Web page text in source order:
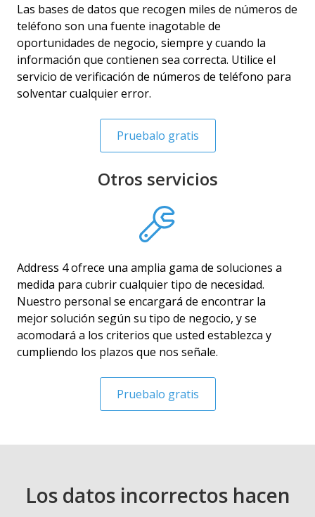
Las bases de datos que recogen miles de números de
teléfono son una fuente inagotable de
oportunidades de negocio, siempre y cuando la
información que contienen sea correcta. Utilice el
servicio de verificación de números de teléfono para
solventar cualquier error.
Pruebalo gratis
Otros servicios
Address 4 ofrece una amplia gama de soluciones a
medida para cubrir cualquier tipo de necesidad.
Nuestro personal se encargará de encontrar la
mejor solución según su tipo de negocio, y se
acomodará a los criterios que usted establezca y
cumpliendo los plazos que nos señale.
Pruebalo gratis
Los datos incorrectos hacen